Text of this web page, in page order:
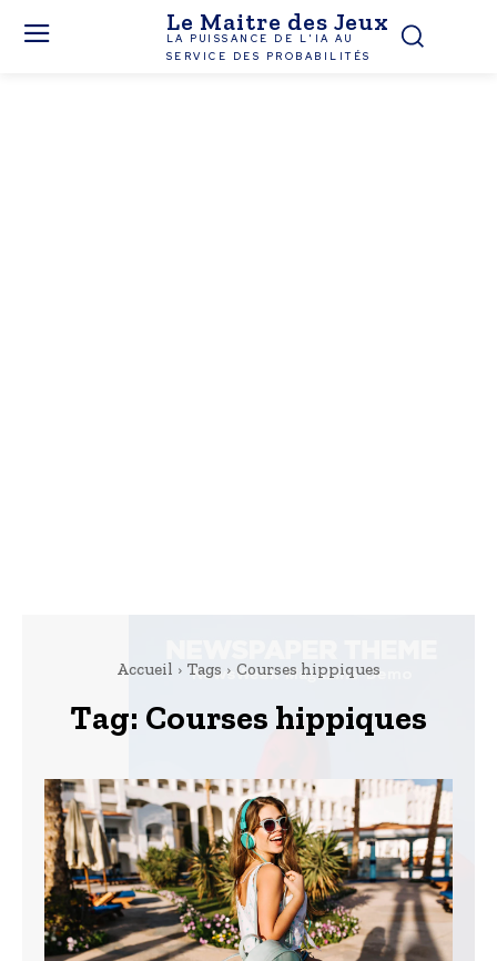
Le Maitre des Jeux
LA PUISSANCE DE L'IA AU
SERVICE DES PROBABILITÉS
Accueil Tags Courses hippiques
Tag: Courses hippiques